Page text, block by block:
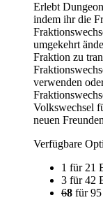
Erlebt
indem ihr die
umgekehrt
Fraktion zu
verwenden
Volkswechsel
neuen
Verfügbare
1 für 21
3 für 42
68 für